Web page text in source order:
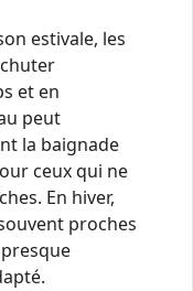
estivale, les
et en
peut
la baignade
ceux qui ne
En hiver,
proches